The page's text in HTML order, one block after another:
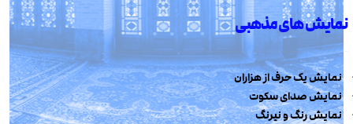
نمایش های مذهبی
نمایش یک حرف از هزاران
نمایش صدای سکوت
نمایش رنگ و نیرنگ